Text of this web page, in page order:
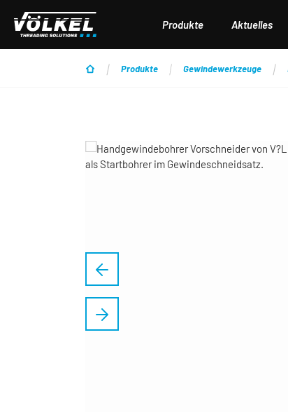
Hauptinhalt springen
Zur Suche springen
Zur Hauptnavigation springen
Produkte Aktuelles
Produkte Gewindewerkzeuge
Bildergalerie überspringen